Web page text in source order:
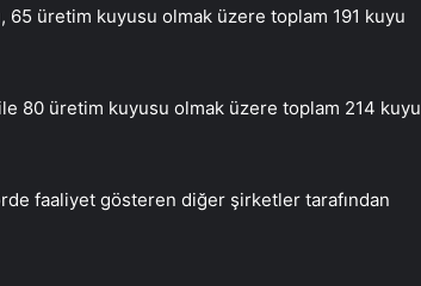
65 üretim kuyusu olmak üzere toplam 191 kuyu
80 üretim kuyusu olmak üzere toplam 214 kuyu
faaliyet gösteren diğer şirketler tarafından